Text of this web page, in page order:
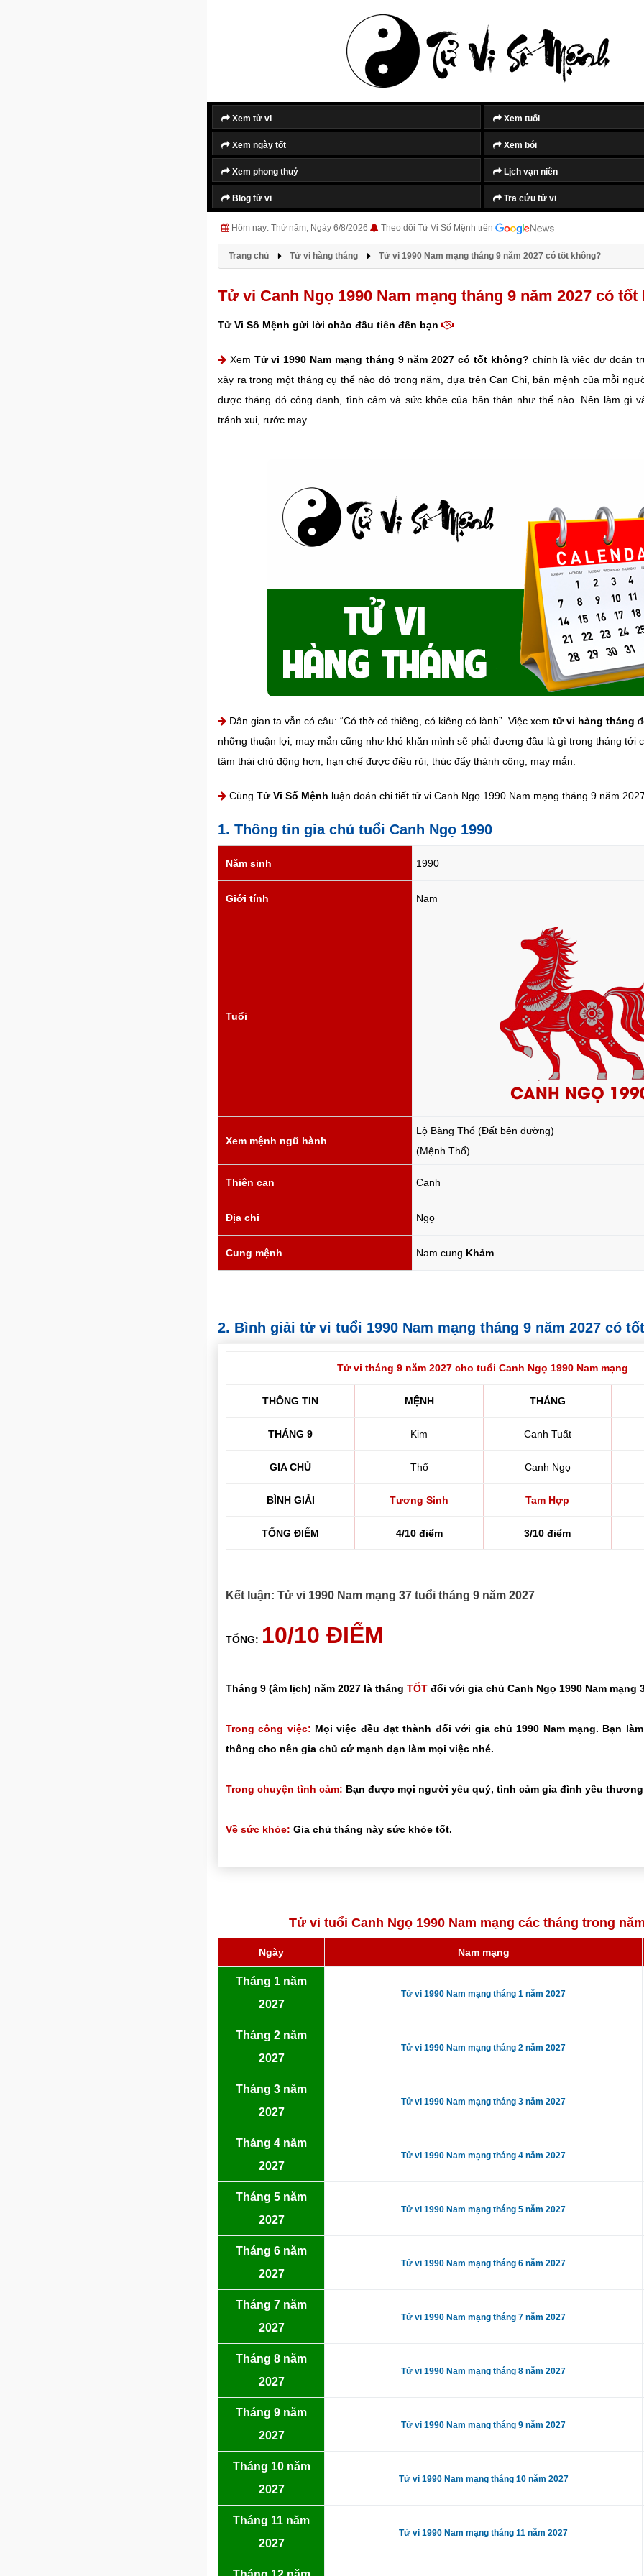
Xem tử vi Xem tuổi
Xem ngày tốt Xem bói
Xem phong thuỷ Lịch vạn niên
Blog tử vi Tra cứu tử vi
Hôm nay: Thứ năm, Ngày 6/8/2026 Theo dõi Tử Vi Số Mệnh trên
Trang chủ Tử vi hàng tháng Tử vi 1990 Nam mạng tháng 9 năm 2027 có tốt không?
Tử vi Canh Ngọ 1990 Nam mạng tháng 9 năm 2027 có tốt
Tử Vi Số Mệnh gửi lời chào đầu tiên đến bạn
Xem Tử vi 1990 Nam mạng tháng 9 năm 2027 có tốt không? chính là việc dự đoán
xảy ra trong một tháng cụ thể nào đó trong năm, dựa trên Can Chi, bản mệnh của mỗi
được tháng đó công danh, tình cảm và sức khỏe của bản thân như thế nào. Nên làm gì
tránh xui, rước may.
Dân gian ta vẫn có câu: “Có thờ có thiêng, có kiêng có lành”. Việc xem tử vi hàng tháng
những thuận lợi, may mắn cũng như khó khăn mình sẽ phải đương đầu là gì trong tháng tới
tâm thái chủ động hơn, hạn chế được điều rủi, thúc đẩy thành công, may mắn.
Cùng Tử Vi Số Mệnh luận đoán chi tiết tử vi Canh Ngọ 1990 Nam mạng tháng 9 năm
1. Thông tin gia chủ tuổi Canh Ngọ 1990
Năm sinh 1990
Giới tính Nam
Tuổi
CANH NGỌ
Xem mệnh ngũ hành
Lộ Bàng Thổ (Đất bên đường)
(Mệnh Thổ)
Thiên can Canh
Địa chi Ngọ
Cung mệnh Nam cung Khảm
2. Bình giải tử vi tuổi 1990 Nam mạng tháng 9 năm 2027 có
Tử vi tháng 9 năm 2027 cho tuổi Canh Ngọ 1990 Nam mạng
THÔNG TIN MỆNH THÁNG
THÁNG 9 Kim Canh Tuất
GIA CHỦ Thổ Canh Ngọ
BÌNH GIẢI Tương Sinh Tam Hợp
TỔNG ĐIỂM 4/10 điểm 3/10 điểm
Kết luận: Tử vi 1990 Nam mạng 37 tuổi tháng 9 năm 2027
TỔNG: 10/10 ĐIỂM
Tháng 9 (âm lịch) năm 2027 là tháng TỐT đối với gia chủ Canh Ngọ 1990 Nam mạng
Trong công việc: Mọi việc đều đạt thành đối với gia chủ 1990 Nam mạng. Bạn
thông cho nên gia chủ cứ mạnh dạn làm mọi việc nhé.
Trong chuyện tình cảm: Bạn được mọi người yêu quý, tình cảm gia đình yêu
Về sức khỏe: Gia chủ tháng này sức khỏe tốt.
Tử vi tuổi Canh Ngọ 1990 Nam mạng các tháng trong
Ngày Nam mạng
Tháng 1 năm
2027
Tử vi 1990 Nam mạng tháng 1 năm 2027
Tháng 2 năm
2027
Tử vi 1990 Nam mạng tháng 2 năm 2027
Tháng 3 năm
2027
Tử vi 1990 Nam mạng tháng 3 năm 2027
Tháng 4 năm
2027
Tử vi 1990 Nam mạng tháng 4 năm 2027
Tháng 5 năm
2027
Tử vi 1990 Nam mạng tháng 5 năm 2027
Tháng 6 năm
2027
Tử vi 1990 Nam mạng tháng 6 năm 2027
Tháng 7 năm
2027
Tử vi 1990 Nam mạng tháng 7 năm 2027
Tháng 8 năm
2027
Tử vi 1990 Nam mạng tháng 8 năm 2027
Tháng 9 năm
2027
Tử vi 1990 Nam mạng tháng 9 năm 2027
Tháng 10 năm
2027
Tử vi 1990 Nam mạng tháng 10 năm 2027
Tháng 11 năm
2027
Tử vi 1990 Nam mạng tháng 11 năm 2027